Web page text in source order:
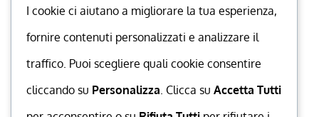
I cookie ci aiutano a migliorare la tua esperienza,
fornire contenuti personalizzati e analizzare il
traffico. Puoi scegliere quali cookie consentire
cliccando su Personalizza. Clicca su Accetta Tutti